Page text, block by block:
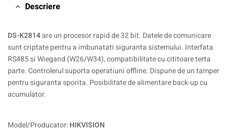
Descriere
DS-K2814are un procesor rapid de 32 bit. Datele de comunicare
sunt criptate pentru a imbunatati siguranta sistemului. Interfata
RS485 si Wiegand (W26/W34), compatibilitate cu cititoare terta
parte. Controlerul suporta operatiuni offline. Dispune de un tamper
pentru siguranta sporita. Posibilitate de alimentare back-up cu
acumulator.
Model/Producator:HIKVISION